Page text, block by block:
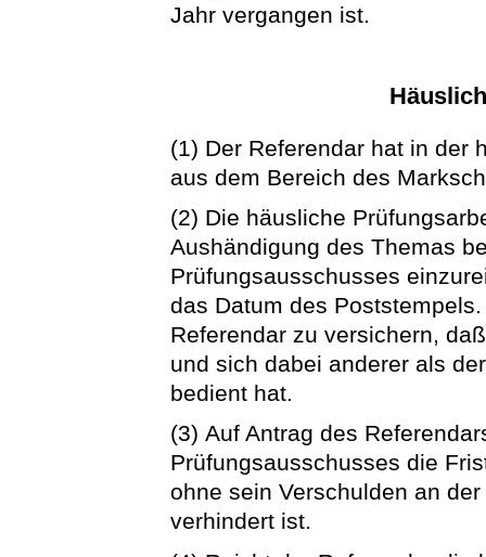
Jahr vergangen ist.
(1) Der Referendar hat in der
aus dem Bereich des
(2) Die häusliche
Aushändigung des Themas
Prüfungsausschusses
das Datum des
Referendar zu versichern,
und sich dabei anderer als
bedient hat.
(3) Auf Antrag des
Prüfungsausschusses die
ohne sein Verschulden an
verhindert ist.